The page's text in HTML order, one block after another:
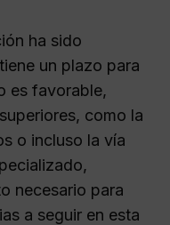
ha sido
un plazo para
es favorable,
como la
o incluso la vía
necesario para
a seguir en esta